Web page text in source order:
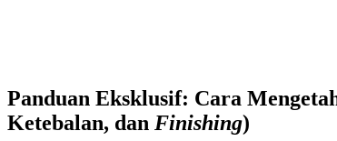
Panduan Eksklusif: Cara
Ketebalan, dan Finishing)